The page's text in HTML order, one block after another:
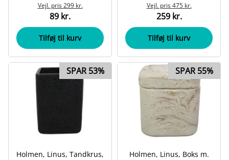
Vejl. pris299 kr.
89 kr.
Tilføj til kurv
Vejl. pris475 kr.
259 kr.
Tilføj til kurv
SPAR 53%
Holmen, Linus, Tandkrus,
SPAR 55%
Holmen, Linus, Boks m.